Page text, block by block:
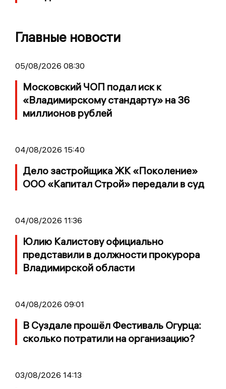
Главные новости
05/08/2026 08:30
Московский ЧОП подал иск к
«Владимирскому стандарту» на 36
миллионов рублей
04/08/2026 15:40
Дело застройщика ЖК «Поколение»
ООО «Капитал Строй» передали в суд
04/08/2026 11:36
Юлию Калистову официально
представили в должности прокурора
Владимирской области
04/08/2026 09:01
В Суздале прошёл Фестиваль Огурца:
сколько потратили на организацию?
03/08/2026 14:13